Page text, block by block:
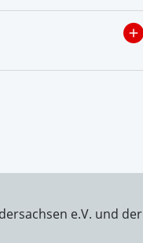
e.V. und der